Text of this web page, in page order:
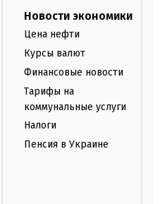
Новости экономики
Цена нефти
Курсы валют
Финансовые новости
Тарифы на
коммунальные услуги
Налоги
Пенсия в Украине